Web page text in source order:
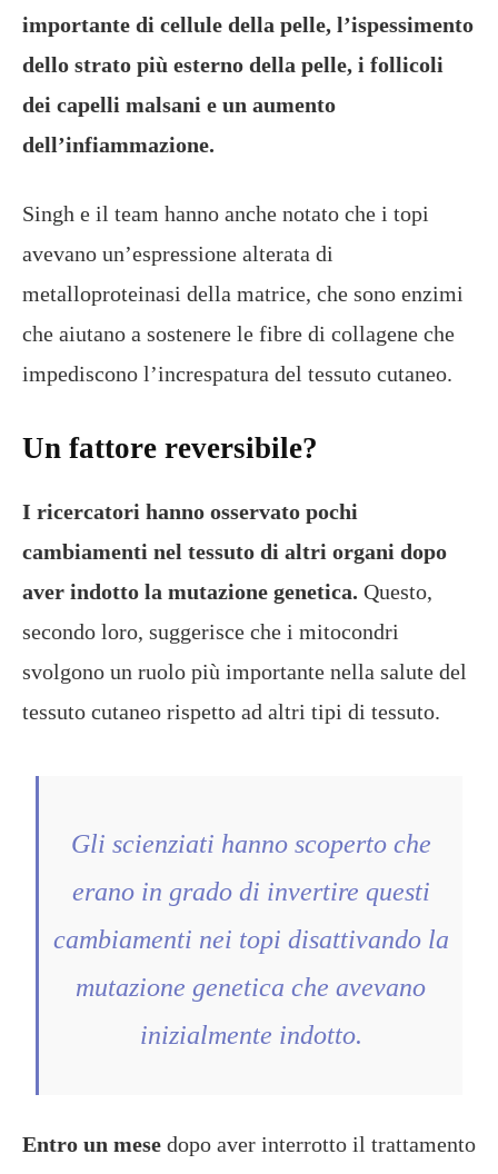
importante di cellule della pelle, l’ispessimento
dello strato più esterno della pelle, i follicoli
dei capelli malsani e un aumento
dell’infiammazione.
Singh e il team hanno anche notato che i topi
avevano un’espressione alterata di
metalloproteinasi della matrice, che sono enzimi
che aiutano a sostenere le fibre di collagene che
impediscono l’increspatura del tessuto cutaneo.
Un fattore reversibile?
I ricercatori hanno osservato pochi
cambiamenti nel tessuto di altri organi dopo
aver indotto la mutazione genetica. Questo,
secondo loro, suggerisce che i mitocondri
svolgono un ruolo più importante nella salute del
tessuto cutaneo rispetto ad altri tipi di tessuto.
Gli scienziati hanno scoperto che
erano in grado di invertire questi
cambiamenti nei topi disattivando la
mutazione genetica che avevano
inizialmente indotto.
Entro un mese dopo aver interrotto il trattamento